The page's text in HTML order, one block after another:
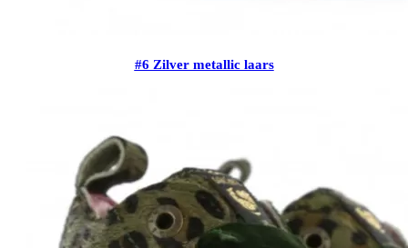
#6 Zilver metallic laars